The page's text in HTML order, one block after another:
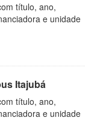
título, ano,
e unidade
Itajubá
título, ano,
e unidade